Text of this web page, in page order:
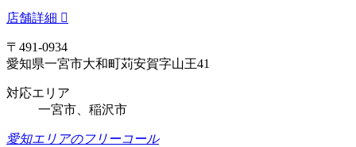
店舗詳細
〒491-0934
愛知県一宮市大和町苅安賀字山王41
対応エリア
一宮市、稲沢市
愛知エリアのフリーコール